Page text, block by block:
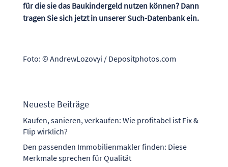
für die sie das Baukindergeld nutzen können? Dann
tragen Sie sich jetzt in unserer Such-Datenbank ein.
Foto: © AndrewLozovyi / Depositphotos.com
Neueste Beiträge
Kaufen, sanieren, verkaufen: Wie profitabel ist Fix &
Flip wirklich?
Den passenden Immobilienmakler finden: Diese
Merkmale sprechen für Qualität